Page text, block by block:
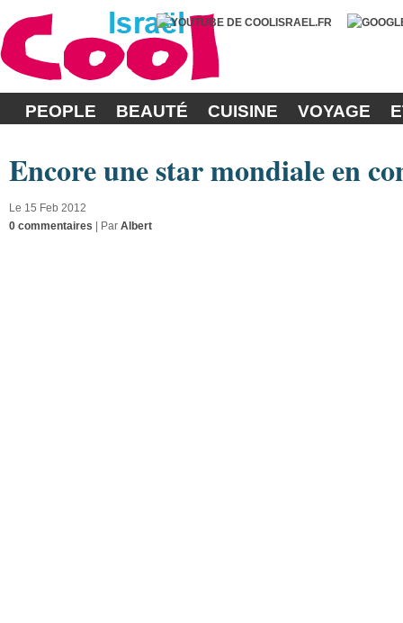
PEOPLE BEAUTÉ CUISINE VOYAGE
Encore une star mondiale en
Le 15 Feb 2012
0 commentaires | Par Albert